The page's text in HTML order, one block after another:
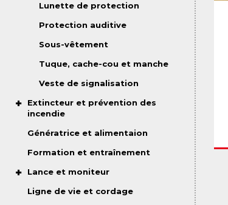
Lunette de protection
Protection auditive
Sous-vêtement
Tuque, cache-cou et manche
Veste de signalisation
Extincteur et prévention des
incendie
Génératrice et alimentaion
Formation et entraînement
Lance et moniteur
Ligne de vie et cordage